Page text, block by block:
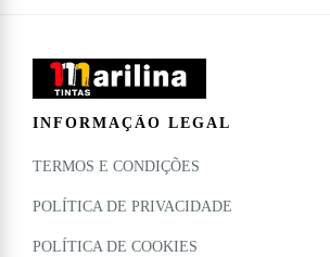
INFORMAÇÃO LEGAL
TERMOS E CONDIÇÕES
POLÍTICA DE PRIVACIDADE
POLÍTICA DE COOKIES